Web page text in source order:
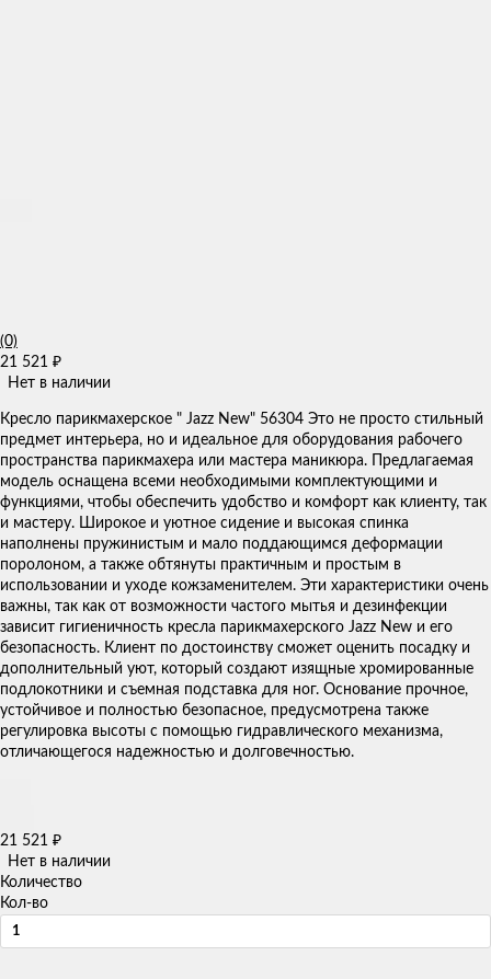
(0)
21 521 ₽
Нет в наличии
Кресло парикмахерское " Jazz New" 56304 Это не просто стильный
предмет интерьера, но и идеальное для оборудования рабочего
пространства парикмахера или мастера маникюра. Предлагаемая
модель оснащена всеми необходимыми комплектующими и
функциями, чтобы обеспечить удобство и комфорт как клиенту, так
и мастеру. Широкое и уютное сидение и высокая спинка
наполнены пружинистым и мало поддающимся деформации
поролоном, а также обтянуты практичным и простым в
использовании и уходе кожзаменителем. Эти характеристики очень
важны, так как от возможности частого мытья и дезинфекции
зависит гигиеничность кресла парикмахерского Jazz New и его
безопасность. Клиент по достоинству сможет оценить посадку и
дополнительный уют, который создают изящные хромированные
подлокотники и съемная подставка для ног. Основание прочное,
устойчивое и полностью безопасное, предусмотрена также
регулировка высоты с помощью гидравлического механизма,
отличающегося надежностью и долговечностью.
21 521 ₽
Нет в наличии
Количество
Кол-во